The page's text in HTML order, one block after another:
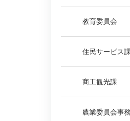
教育委員会
住民サービス課
商工観光課
農業委員会事